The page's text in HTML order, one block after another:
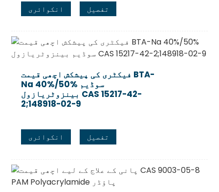
انکوائری تفصیل
فیکٹری کی پیشکش اچھی قیمت BTA-
Na 40%/50% سوڈیم
بینزوٹریازول CAS 15217-42-
2;148918-02-9
انکوائری تفصیل